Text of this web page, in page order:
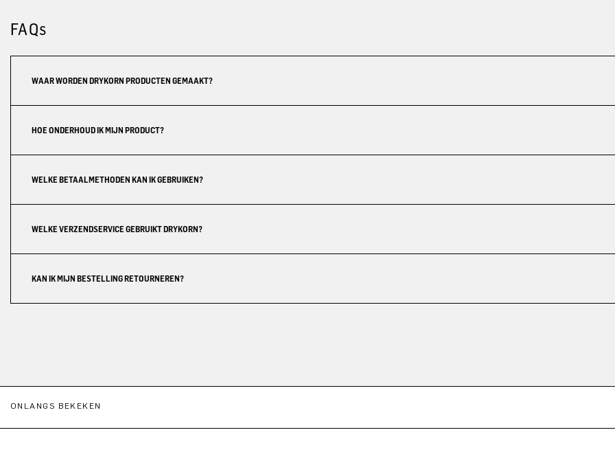
FAQs
WAAR WORDEN DRYKORN PRODUCTEN GEMAAKT?
HOE ONDERHOUD IK MIJN PRODUCT?
WELKE BETAALMETHODEN KAN IK GEBRUIKEN?
WELKE VERZENDSERVICE GEBRUIKT DRYKORN?
KAN IK MIJN BESTELLING RETOURNEREN?
ONLANGS BEKEKEN